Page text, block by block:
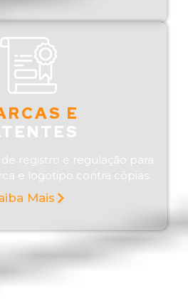
E
registro e regulação para
e logotipo contra cópias.
Mais